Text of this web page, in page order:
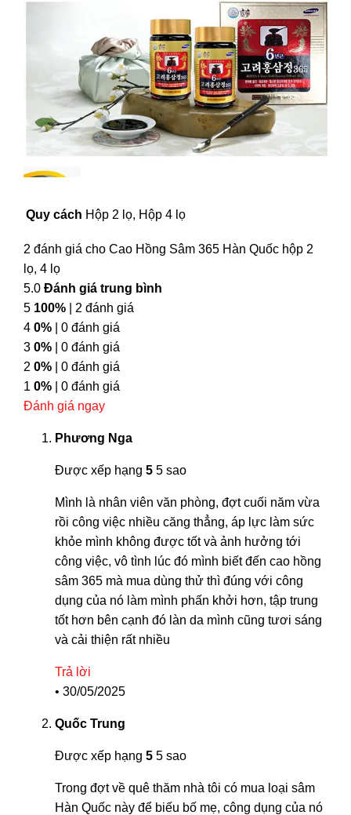
Quy cách Hộp 2 lọ, Hộp 4 lọ
2 đánh giá cho Cao Hồng Sâm 365 Hàn Quốc hộp 2
lọ, 4 lọ
5.0 Đánh giá trung bình
5 100% | 2 đánh giá
4 0% | 0 đánh giá
3 0% | 0 đánh giá
2 0% | 0 đánh giá
1 0% | 0 đánh giá
Đánh giá ngay
Phương Nga
Được xếp hạng 5 5 sao
Mình là nhân viên văn phòng, đợt cuối năm vừa
rồi công việc nhiều căng thẳng, áp lực làm sức
khỏe mình không được tốt và ảnh hưởng tới
công việc, vô tình lúc đó mình biết đến cao hồng
sâm 365 mà mua dùng thử thì đúng với công
dụng của nó làm mình phấn khởi hơn, tập trung
tốt hơn bên cạnh đó làn da mình cũng tươi sáng
và cải thiện rất nhiều
Trả lời
• 30/05/2025
Quốc Trung
Được xếp hạng 5 5 sao
Trong đợt về quê thăm nhà tôi có mua loại sâm
Hàn Quốc này để biếu bố mẹ, công dụng của nó